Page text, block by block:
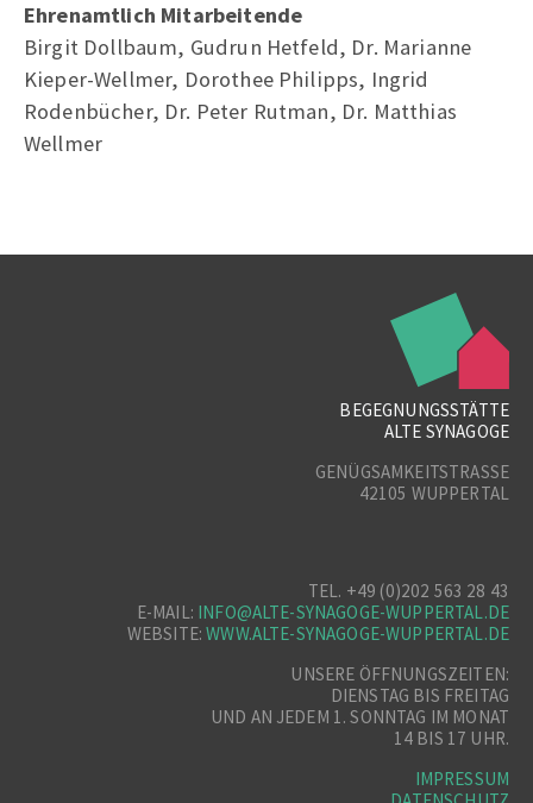
Ehrenamtlich Mitarbeitende
Birgit Dollbaum, Gudrun Hetfeld, Dr. Marianne
Kieper-Wellmer, Dorothee Philipps, Ingrid
Rodenbücher, Dr. Peter Rutman, Dr. Matthias
Wellmer
BEGEGNUNGSSTÄTTE
ALTE SYNAGOGE
GENÜGSAMKEITSTRASSE
42105 WUPPERTAL
TEL. +49 (0)202 563 28 43
E-MAIL: INFO@ALTE-SYNAGOGE-WUPPERTAL.DE
WEBSITE:WWW.ALTE-SYNAGOGE-WUPPERTAL.DE
UNSERE ÖFFNUNGSZEITEN:
DIENSTAG BIS FREITAG
UND AN JEDEM 1. SONNTAG IM MONAT
14 BIS 17 UHR.
IMPRESSUM